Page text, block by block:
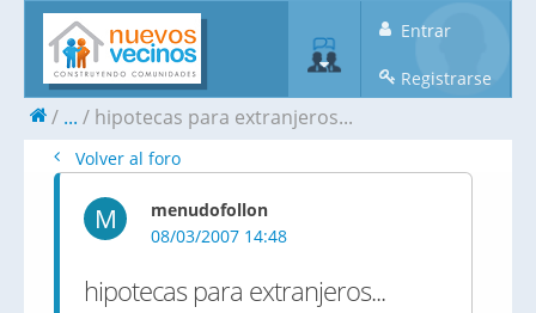
Entrar
Registrarse
... hipotecas para extranjeros...
Volver al foro
M
menudofollon
08/03/2007 14:48
hipotecas para extranjeros...